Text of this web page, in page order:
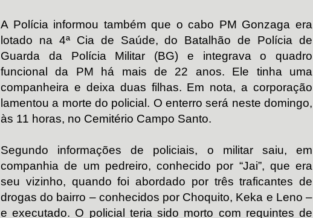
A Polícia informou também que o cabo PM Gonzaga era
lotado na 4ª Cia de Saúde, do Batalhão de Polícia de
Guarda da Polícia Militar (BG) e integrava o quadro
funcional da PM há mais de 22 anos. Ele tinha uma
companheira e deixa duas filhas. Em nota, a corporação
lamentou a morte do policial. O enterro será neste domingo,
às 11 horas, no Cemitério Campo Santo.
Segundo informações de policiais, o militar saiu, em
companhia de um pedreiro, conhecido por “Jai”, que era
seu vizinho, quando foi abordado por três traficantes de
drogas do bairro – conhecidos por Choquito, Keka e Leno –
e executado. O policial teria sido morto com requintes de